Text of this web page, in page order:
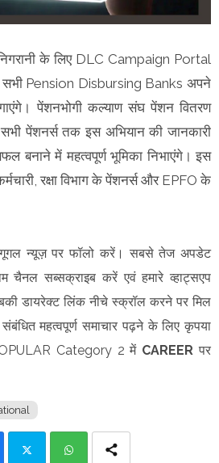
के लिए DLC Campaign Portal
सभी Pension Disbursing Banks अपने
पेंशनभोगी कल्याण संघ पेंशन वितरण
पेंशनर्स तक इस अभियान की जानकारी
बनाने में महत्वपूर्ण भूमिका निभाएंगे। इस
रक्षा विभाग के पेंशनर्स और EPFO के
न्यूज़ पर फॉलो करें। सबसे तेज अपडेट
चैनल सब्सक्राइब करें एवं हमारे व्हाट्सएप
डायरेक्ट लिंक नीचे स्क्रॉल करने पर मिल
संबंधित महत्वपूर्ण समाचार पढ़ने के लिए कृपया
Category 2 में CAREERपर